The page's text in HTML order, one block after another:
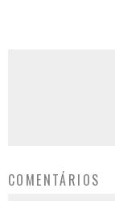
COMENTÁRIOS